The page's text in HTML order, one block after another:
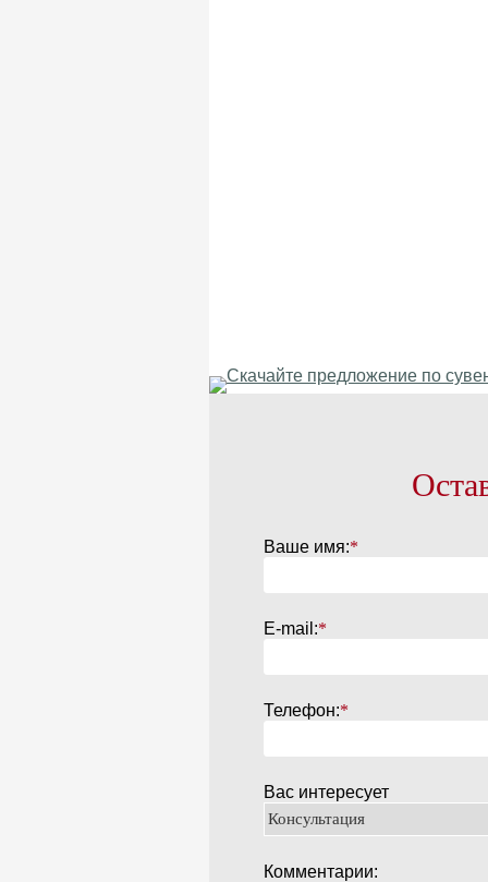
Ваше имя:*
E-mail:*
Телефон:*
Вас интересует
Комментарии: